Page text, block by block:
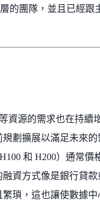
的團隊，並且已經跟
資源的需求也在持續
劃擴展以滿足未來的
和 H200）通常價
資方式像是銀行貸款
瑣，這也讓使數據中